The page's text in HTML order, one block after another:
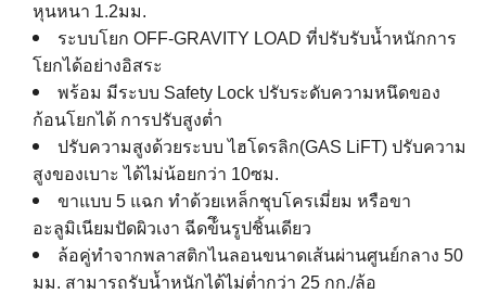
หุนหนา 1.2มม.
ระบบโยก OFF-GRAVITY LOAD ที่ปรับรับน้ำหนักการ
โยกได้อย่างอิสระ
พร้อม มีระบบ Safety Lock ปรับระดับความหนึดของ
ก้อนโยกได้ การปรับสูงต่ำ
ปรับความสูงด้วยระบบ ไฮโดรลิก(GAS LiFT) ปรับความ
สูงของเบาะ ได้ไม่น้อยกว่า 10ซม.
ขาแบบ 5 แฉก ทำด้วยเหล็กชุบโครเมี่ยม หรือขา
อะลูมิเนียมปัดผิวเงา ฉีดข้ึนรูปชิ้นเดียว
ล้อคู่ทำจากพลาสติกไนลอนขนาดเส้นผ่านศูนย์กลาง 50
มม. สามารถรับน้ำหนักได้ไม่ต่ำกว่า 25 กก./ล้อ